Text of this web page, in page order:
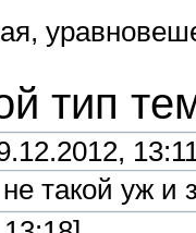
тип
такой уж